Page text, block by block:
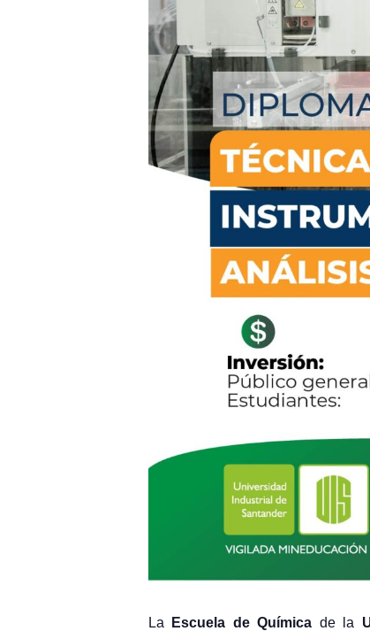
La Escuela de Química de la